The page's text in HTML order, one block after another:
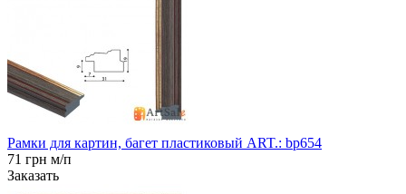
Рамки для картин, багет пластиковый ART.: bp654
71 грн м/п
Заказать